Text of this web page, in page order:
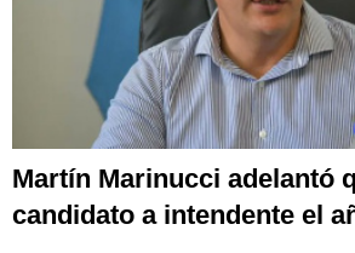
Martín Marinucci adelantó
candidato a intendente el